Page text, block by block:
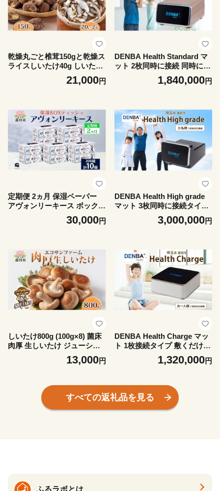
乾燥丸ごと椎茸150gと乾燥ス
ライスしいたけ40g しいたけ
乾物 食物繊維 国産 お取り寄
せ グルメ こだわり 簡単調理
玉県 蓮田市
21,000円
DENBA Health Standard マ
ット 2枚同時に接続 同時に2
名使用 マット 敷くだけ 睡眠
時 スリープテック 睡眠 快眠
簡単 有名アスリート 著名経
営者 送料無料 埼玉県 蓮田市
1,840,000円
定期便 2ヵ月 保湿ペーパー
アヴォンリーキース ボックス
ティッシュ 10箱 河野製紙 テ
ィッシュ ペーパー ちり紙 や
災 花粉症 鼻炎 埼玉県 蓮田市
30,000円
DENBA Health High grade
マット 3枚同時に接続タイプ
同時に3名がご使用 敷くだけ
睡眠時 スリープテック 睡眠
技術 簡単 有名アスリート 著
名経営者 送料無料 埼玉県 蓮
3,000,000円
しいたけ800g (100g×8) 菌床
肉厚 生しいたけ ジューシー
小分け 食物繊維 国産 お取り
寄せ グルメ こだわり しいた
無料 埼玉県 蓮田市
13,000円
DENBA Health Charge マッ
ト 1枚接続タイプ 敷くだけ
睡眠時 スリープテック 睡眠
快眠 電場 家庭用 機器 電子機
営者 送料無料 埼玉県 蓮田市
1,320,000円
すべての返礼品を見る
ふるラボとは